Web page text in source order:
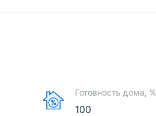
Готовность дома, %
100